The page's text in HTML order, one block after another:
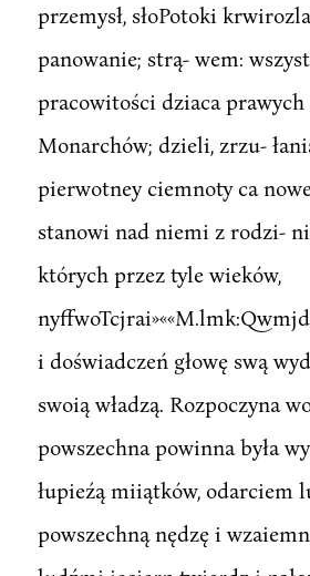
przemysł, słoPotoki
panowanie; strą- wem:
pracowitości dziaca
Monarchów; dzieli, zrzu-
pierwotney ciemnoty ca
stanowi nad niemi z rodzi-
których przez tyle wieków,
i doświadczeń głowę swą
swoią władzą. Rozpoczyna
powszechna powinna była
łupieźą miiątków, odarciem
powszechną nędzę i